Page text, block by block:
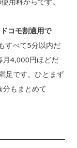
コモ割適用で
すべて5分以内だ
月4,000円ほどだ
足です。ひとまず
もまとめて